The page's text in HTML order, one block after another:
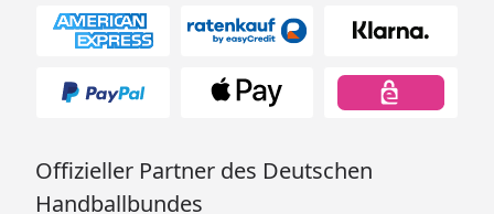
Offizieller Partner des Deutschen
Handballbundes